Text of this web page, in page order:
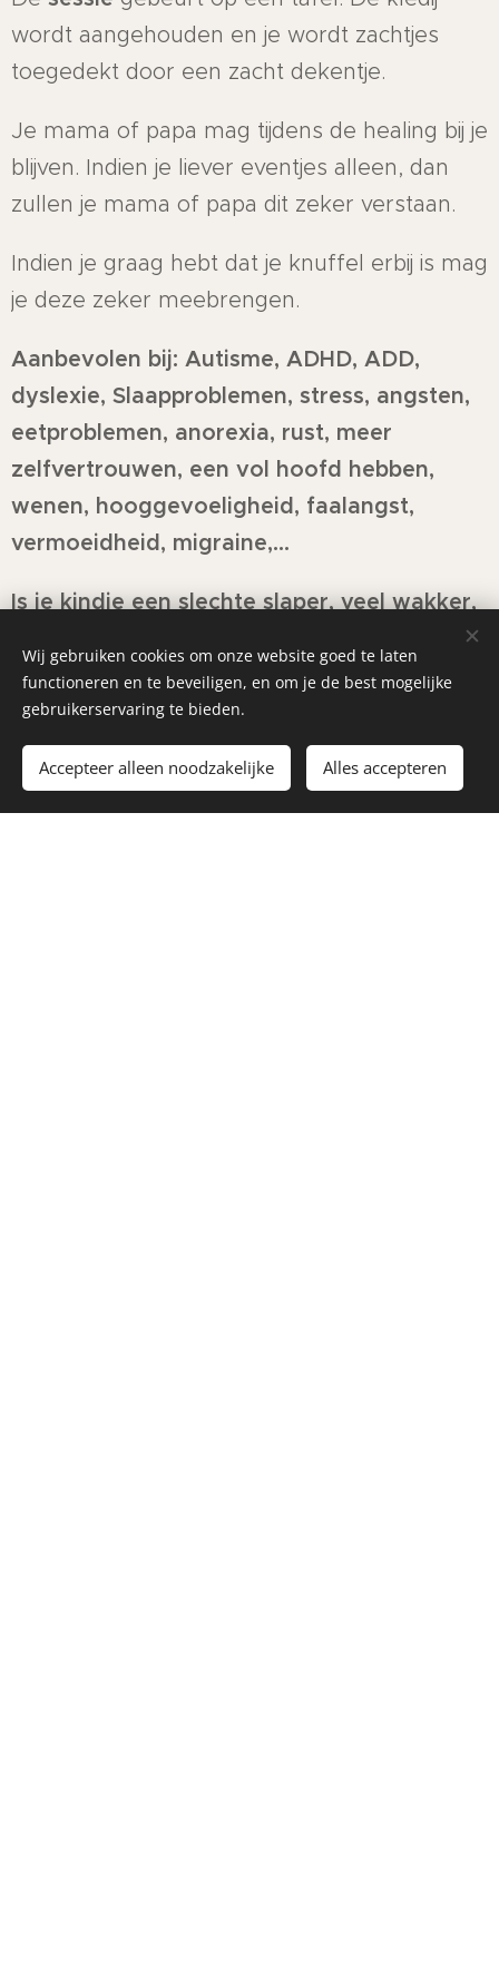
wordt aangehouden en je wordt zachtjes
toegedekt door een zacht dekentje.
Je mama of papa mag tijdens de healing bij je
blijven. Indien je liever eventjes alleen, dan
zullen je mama of papa dit zeker verstaan.
Indien je graag hebt dat je knuffel erbij is mag
je deze zeker meebrengen.
Aanbevolen bij: Autisme, ADHD, ADD,
dyslexie, Slaapproblemen, stress, angsten,
eetproblemen, anorexia, rust, meer
zelfvertrouwen, een vol hoofd hebben,
wenen, hooggevoeligheid, faalangst,
vermoeidheid, migraine,...
Is je kindje een slechte slaper, veel wakker,
Access Consciousness™ heeft een uniek
ACCESS BARS™.
Voor iedereen die meer rust, ruimte en
Wij gebruiken cookies om onze website goed te laten
functioneren en te beveiligen, en om je de best mogelijke
gebruikerservaring te bieden.
Accepteer alleen noodzakelijke Alles accepteren